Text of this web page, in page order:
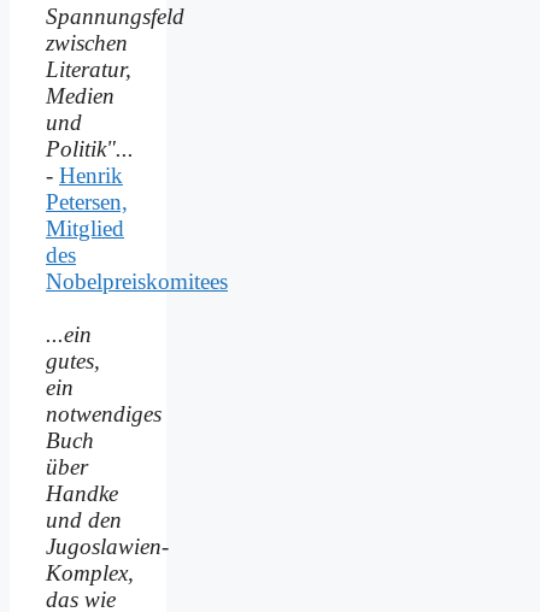
Spannungsfeld
zwischen
Literatur,
Medien
und
Politik"...
- Henrik
Petersen,
Mitglied
des
Nobelpreiskomitees
...ein
gutes,
ein
notwendiges
Buch
über
Handke
und den
Jugoslawien-
Komplex,
das wie